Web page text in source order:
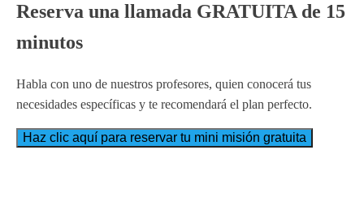
Reserva una llamada GRATUITA de 15
minutos
Habla con uno de nuestros profesores, quien conocerá tus
necesidades específicas y te recomendará el plan perfecto.
Haz clic aquí para reservar tu mini misión gratuita